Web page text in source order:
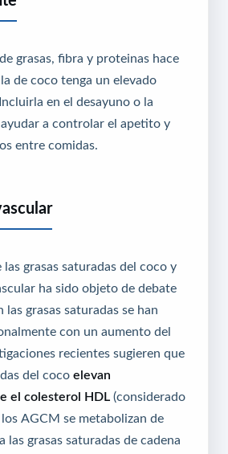
grasas, fibra y proteinas hace
de coco tenga un elevado
en el desayuno o la
a controlar el apetito y
entre comidas.
grasas saturadas del coco y
ha sido objeto de debate
grasas saturadas se han
con un aumento del
recientes sugieren que
del coco elevan
el colesterol HDL (considerado
AGCM se metabolizan de
las grasas saturadas de cadena